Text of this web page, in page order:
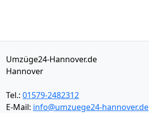
Umzüge24-Hannover.de
Hannover
Tel.: 01579-2482312
E-Mail: info@umzuege24-hannover.de